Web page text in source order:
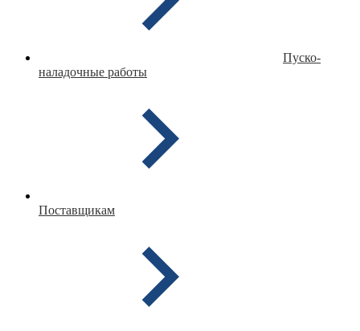
Пуско-
наладочные работы
Поставщикам